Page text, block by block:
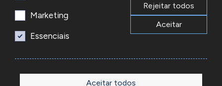
Subscrever
© 2026 Reacel Todos os direitos reservados.
Marketing
Essenciais
Rejeitar todos
Aceitar
Aceitar todos